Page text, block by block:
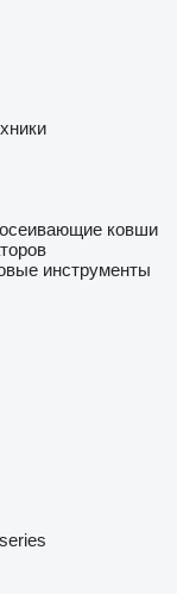
leveren
en buitenland.
u de juiste parts
ковши
инструменты